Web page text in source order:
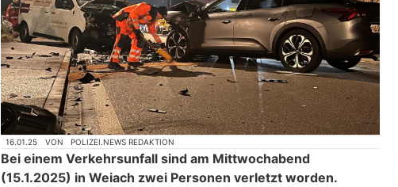
16.01.25 VON POLIZEI.NEWS REDAKTION
Bei einem Verkehrsunfall sind am Mittwochabend
(15.1.2025) in Weiach zwei Personen verletzt worden.